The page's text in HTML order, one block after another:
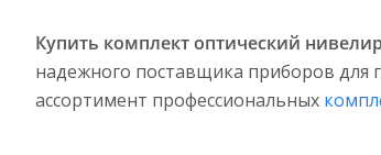
Купить комплект оптический
надежного поставщика приборов для
ассортимент профессиональных